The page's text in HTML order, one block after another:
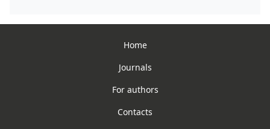
Home
Journals
For authors
Contacts